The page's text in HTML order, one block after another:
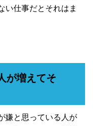
い仕事だとそれはま
が増えてそ
嫌と思っている人が